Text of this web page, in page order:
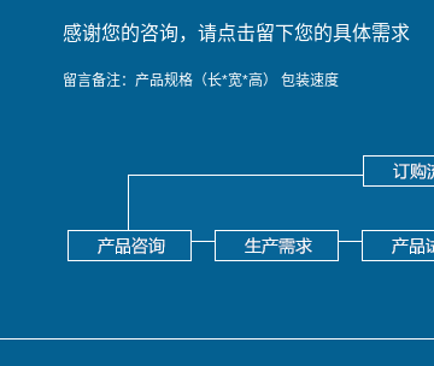
感谢您的咨询，请点击留下您的具体需求
留言备注：产品规格（长*宽*高） 包装速度